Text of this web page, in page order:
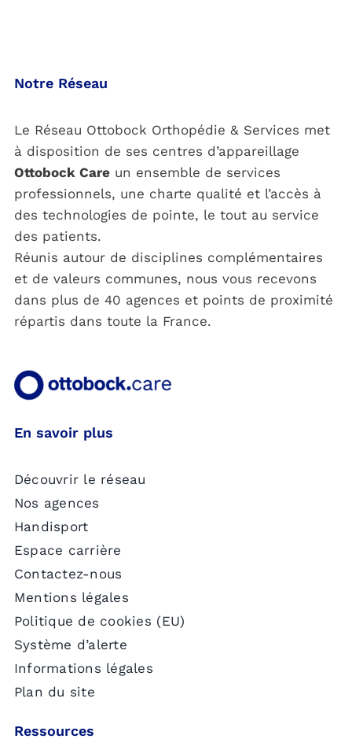
Notre Réseau
Le Réseau Ottobock Orthopédie & Services met
à disposition de ses centres d’appareillage
Ottobock Careun ensemble de services
professionnels, une charte qualité et l’accès à
des technologies de pointe, le tout au service
des patients.
Réunis autour de disciplines complémentaires
et de valeurs communes, nous vous recevons
dans plus de 40 agences et points de proximité
répartis dans toute la France.
En savoir plus
Découvrir le réseau
Nos agences
Handisport
Espace carrière
Contactez-nous
Mentions légales
Politique de cookies (EU)
Système d’alerte
Informations légales
Plan du site
Ressources